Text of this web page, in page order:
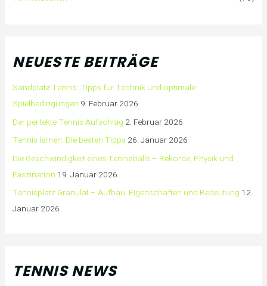
NEUESTE BEITRÄGE
Sandplatz Tennis: Tipps für Technik und optimale
Spielbedingungen 9. Februar 2026
Der perfekte Tennis Aufschlag 2. Februar 2026
Tennis lernen: Die besten Tipps 26. Januar 2026
Die Geschwindigkeit eines Tennisballs – Rekorde, Physik und
Faszination 19. Januar 2026
Tennisplatz Granulat – Aufbau, Eigenschaften und Bedeutung 12.
Januar 2026
TENNIS NEWS